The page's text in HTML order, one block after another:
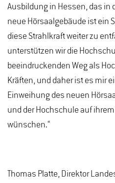
Ausbildung in Hessen, das in
neue Hörsaalgebäude ist ein
diese Strahlkraft weiter zu
unterstützen wir die
beeindruckenden Weg als
Kräften, und daher ist es mir
Einweihung des neuen
und der Hochschule auf
wünschen.“
Thomas Platte, Direktor